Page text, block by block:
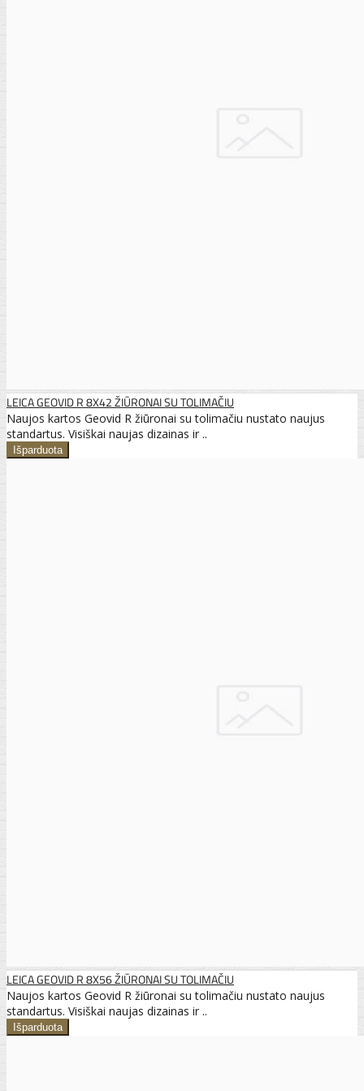
LEICA GEOVID R 8X42 ŽIŪRONAI SU TOLIMAČIU
Naujos kartos Geovid R žiūronai su tolimačiu nustato naujus
standartus. Visiškai naujas dizainas ir ..
LEICA GEOVID R 8X56 ŽIŪRONAI SU TOLIMAČIU
Naujos kartos Geovid R žiūronai su tolimačiu nustato naujus
standartus. Visiškai naujas dizainas ir ..